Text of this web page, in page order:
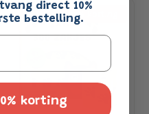
25% korting
direct 10%
bestelling.
korting